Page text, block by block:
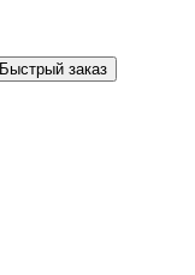
Быстрый заказ